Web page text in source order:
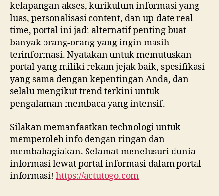
kelapangan akses, kurikulum informasi yang
luas, personalisasi content, dan up-date real-
time, portal ini jadi alternatif penting buat
banyak orang-orang yang ingin masih
terinformasi. Nyatakan untuk memutuskan
portal yang miliki rekam jejak baik, spesifikasi
yang sama dengan kepentingan Anda, dan
selalu mengikut trend terkini untuk
pengalaman membaca yang intensif.
Silakan memanfaatkan technologi untuk
memperoleh info dengan ringan dan
membahagiakan. Selamat menelusuri dunia
informasi lewat portal informasi dalam portal
informasi! https://actutogo.com